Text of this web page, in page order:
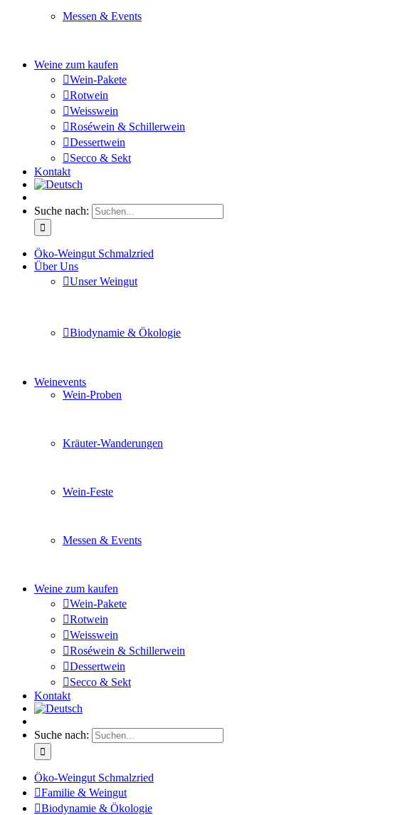
Messen & Events
Weine zum kaufen
Wein-Pakete
Rotwein
Weisswein
Roséwein & Schillerwein
Dessertwein
Secco & Sekt
Kontakt
Suche nach:
Öko-Weingut Schmalzried
Über Uns
Unser Weingut
Biodynamie & Ökologie
Weinevents
Wein-Proben
Kräuter-Wanderungen
Wein-Feste
Messen & Events
Weine zum kaufen
Wein-Pakete
Rotwein
Weisswein
Roséwein & Schillerwein
Dessertwein
Secco & Sekt
Kontakt
Suche nach:
Öko-Weingut Schmalzried
Familie & Weingut
Biodynamie & Ökologie